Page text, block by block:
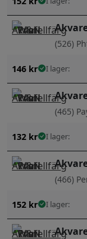
(526)
146 kr I lager:
(465)
132 kr I lager:
(466)
152 kr I lager: